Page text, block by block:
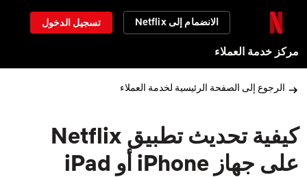
الانضمام إلى Netflix تسجيل الدخول
مركز خدمة العملاء
الرجوع إلى الصفحة الرئيسية لخدمة العملاء
كيفية تحديث تطبيق Netflix
على جهاز iPhone أو iPad